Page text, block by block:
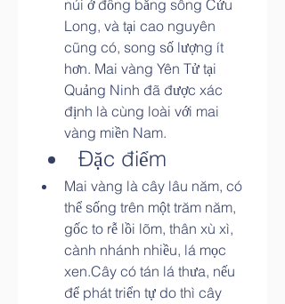
núi ở đồng bằng sông Cửu
Long, và tại cao nguyên
cũng có, song số lượng ít
hơn. Mai vàng Yên Tử tại
Quảng Ninh đã được xác
định là cùng loài với mai
vàng miền Nam.
Đặc điểm
Mai vàng là cây lâu năm, có
thể sống trên một trăm năm,
gốc to rễ lồi lõm, thân xù xì,
cành nhánh nhiều, lá mọc
xen.Cây có tán lá thưa, nếu
để phát triển tự do thì cây